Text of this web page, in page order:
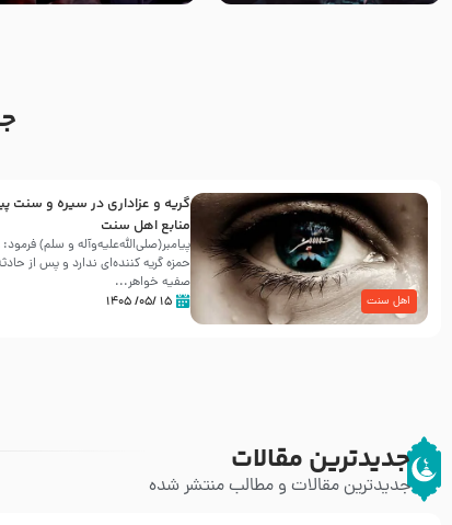
اهل سنت
گریه و عزاداری در سیره و سنت
منابع اهل سنت
پیامبر(صلی‌الله‌علیه‌وآله و سلم)
حمزه گریه کننده‌ای ندارد و پس از
صفیه خواهر...
۱۵ /۰۵/ ۱۴۰۵
جدیدترین مقالات
جدیدترین مقالات و مطالب منتشر شده